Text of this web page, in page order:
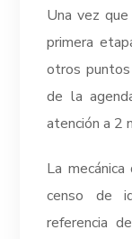
Una vez
primera
otros
de la
atención a 2
La
censo de
referencia